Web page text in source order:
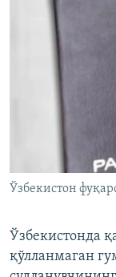
Ўзбекистон
Ўзбекистонда
қўлланмаган